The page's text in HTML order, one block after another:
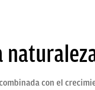
con el